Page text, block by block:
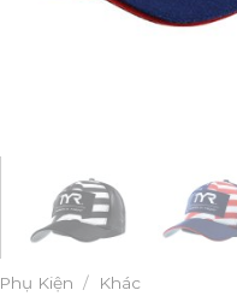
Phụ Kiện / Khác